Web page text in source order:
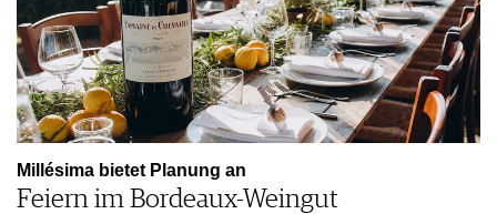
Millésima bietet Planung an
Feiern im Bordeaux-Weingut